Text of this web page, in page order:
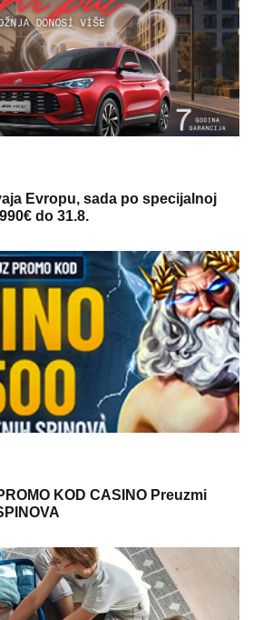
Evropu, sada po specijalnoj
do 31.8.
KOD CASINO Preuzmi